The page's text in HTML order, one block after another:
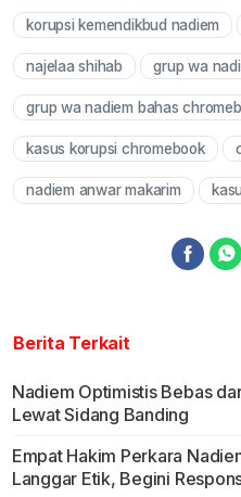
korupsi kemendikbud nadiem
najelaa shihab grup wa
grup wa nadiem bahas
kasus korupsi chromebook
nadiem anwar makarim
Berita Terkait
Nadiem Optimistis Bebas
Lewat Sidang Banding
Empat Hakim Perkara
Langgar Etik, Begini